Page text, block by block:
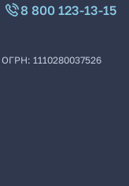
8 800 123-13-15
ОГРН: 1110280037526